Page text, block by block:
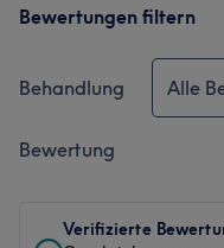
Bewertungen filtern
Behandlung Alle
Bewertung
Verifizierte